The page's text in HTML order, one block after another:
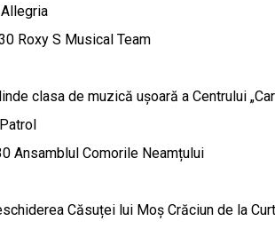
S Musical Team
clasa de muzică ușoară a Centrului
Comorile Neamțului
Căsuței lui Moș Crăciun de la